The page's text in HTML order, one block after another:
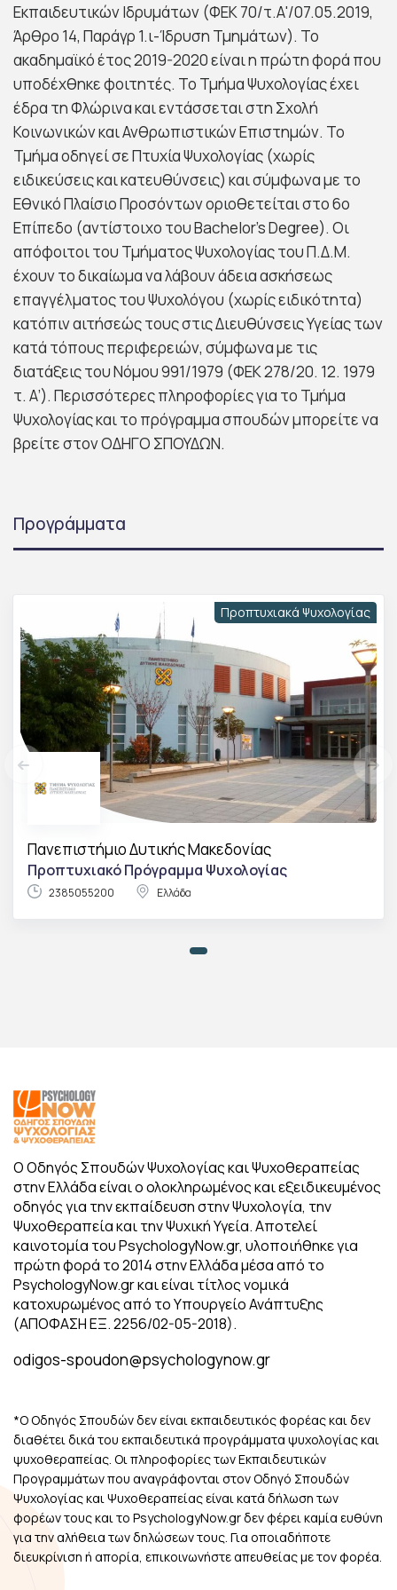
Εκπαιδευτικών Ιδρυμάτων (ΦΕΚ 70/τ.Α'/07.05.2019,
Άρθρο 14, Παράγρ 1.ι-Ίδρυση Τμημάτων). Το
ακαδημαϊκό έτος 2019-2020 είναι η πρώτη φορά που
υποδέχθηκε φοιτητές. Το Τμήμα Ψυχολογίας έχει
έδρα τη Φλώρινα και εντάσσεται στη Σχολή
Κοινωνικών και Ανθρωπιστικών Επιστημών. Το
Τμήμα οδηγεί σε Πτυχία Ψυχολογίας (χωρίς
ειδικεύσεις και κατευθύνσεις) και σύμφωνα με το
Εθνικό Πλαίσιο Προσόντων οριοθετείται στο 6ο
Επίπεδο (αντίστοιχο του Bachelor’s Degree). Οι
απόφοιτοι του Τμήματος Ψυχολογίας του Π.Δ.Μ.
έχουν το δικαίωμα να λάβουν άδεια ασκήσεως
επαγγέλματος του Ψυχολόγου (χωρίς ειδικότητα)
κατόπιν αιτήσεώς τους στις Διευθύνσεις Υγείας των
κατά τόπους περιφερειών, σύμφωνα με τις
διατάξεις του Νόμου 991/1979 (ΦΕΚ 278/20. 12. 1979
τ. Α’). Περισσότερες πληροφορίες για το Τμήμα
Ψυχολογίας και το πρόγραμμα σπουδών μπορείτε να
βρείτε στον ΟΔΗΓΟ ΣΠΟΥΔΩΝ.
Προγράμματα
Προπτυχιακά Ψυχολογίας
Πανεπιστήμιο Δυτικής Μακεδονίας
Προπτυχιακό Πρόγραμμα Ψυχολογίας
2385055200 Ελλάδα
Ο Οδηγός Σπουδών Ψυχολογίας και Ψυχοθεραπείας
στην Ελλάδα είναι ο ολοκληρωμένος και εξειδικευμένος
οδηγός για την εκπαίδευση στην Ψυχολογία, την
Ψυχοθεραπεία και την Ψυχική Υγεία. Αποτελεί
καινοτομία του PsychologyNow.gr, υλοποιήθηκε για
πρώτη φορά το 2014 στην Ελλάδα μέσα από το
PsychologyNow.gr και είναι τίτλος νομικά
κατοχυρωμένος από το Υπουργείο Ανάπτυξης
(ΑΠΟΦΑΣΗ ΕΞ. 2256/02-05-2018).
odigos-spoudon@psychologynow.gr
*Ο Οδηγός Σπουδών δεν είναι εκπαιδευτικός φορέας και δεν
διαθέτει δικά του εκπαιδευτικά προγράμματα ψυχολογίας και
ψυχοθεραπείας. Οι πληροφορίες των Εκπαιδευτικών
Προγραμμάτων που αναγράφονται στον Οδηγό Σπουδών
Ψυχολογίας και Ψυχοθεραπείας είναι κατά δήλωση των
φορέων τους και το PsychologyNow.gr δεν φέρει καμία ευθύνη
για την αλήθεια των δηλώσεων τους. Για οποιαδήποτε
διευκρίνιση ή απορία, επικοινωνήστε απευθείας με τον φορέα.